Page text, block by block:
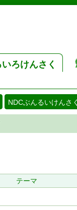
ろけんさく
NDCぶんるいけんさ
テーマ